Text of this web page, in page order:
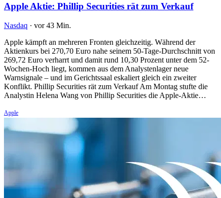
Apple Aktie: Phillip Securities rät zum Verkauf
Nasdaq · vor 43 Min.
Apple kämpft an mehreren Fronten gleichzeitig. Während der
Aktienkurs bei 270,70 Euro nahe seinem 50-Tage-Durchschnitt von
269,72 Euro verharrt und damit rund 10,30 Prozent unter dem 52-
Wochen-Hoch liegt, kommen aus dem Analystenlager neue
Warnsignale – und im Gerichtssaal eskaliert gleich ein zweiter
Konflikt. Phillip Securities rät zum Verkauf Am Montag stufte die
Analystin Helena Wang von Phillip Securities die Apple-Aktie…
Apple